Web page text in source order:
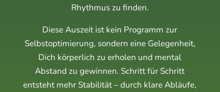
Rhythmus zu finden.
Diese Auszeit ist kein Programm zur
Selbstoptimierung, sondern eine Gelegenheit,
Dich körperlich zu erholen und mental
Abstand zu gewinnen. Schritt für Schritt
entsteht mehr Stabilität – durch klare Abläufe,